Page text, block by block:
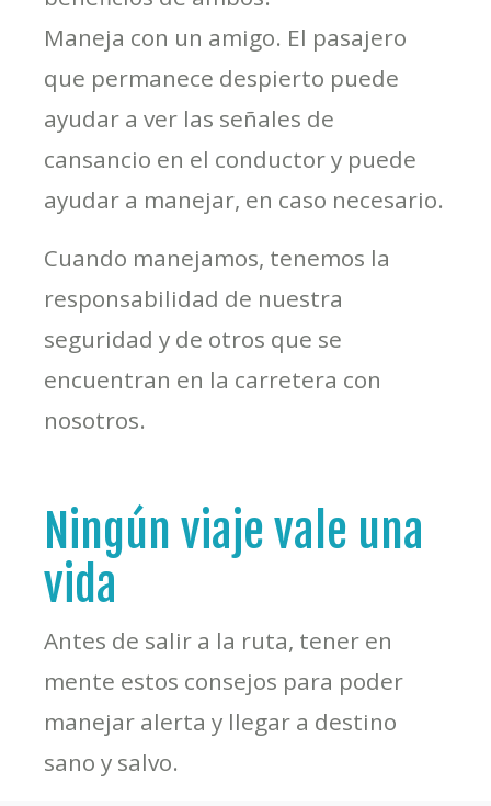
Maneja con un amigo. El pasajero
que permanece despierto puede
ayudar a ver las señales de
cansancio en el conductor y puede
ayudar a manejar, en caso necesario.
Cuando manejamos, tenemos la
responsabilidad de nuestra
seguridad y de otros que se
encuentran en la carretera con
nosotros.
Ningún viaje vale una
vida
Antes de salir a la ruta, tener en
mente estos consejos para poder
manejar alerta y llegar a destino
sano y salvo.